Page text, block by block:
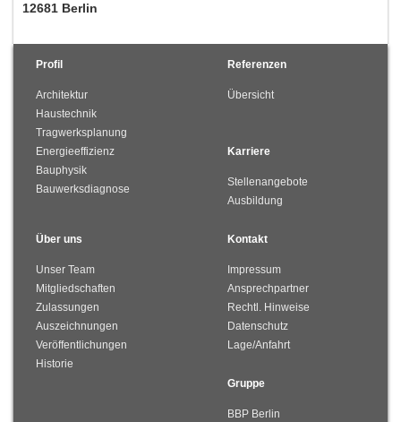
12681 Berlin
Profil
Architektur
Haustechnik
Tragwerksplanung
Energieeffizienz
Bauphysik
Bauwerksdiagnose
Referenzen
Übersicht
Karriere
Stellenangebote
Ausbildung
Über uns
Unser Team
Mitgliedschaften
Zulassungen
Auszeichnungen
Veröffentlichungen
Historie
Kontakt
Impressum
Ansprechpartner
Rechtl. Hinweise
Datenschutz
Lage/Anfahrt
Gruppe
BBP Berlin